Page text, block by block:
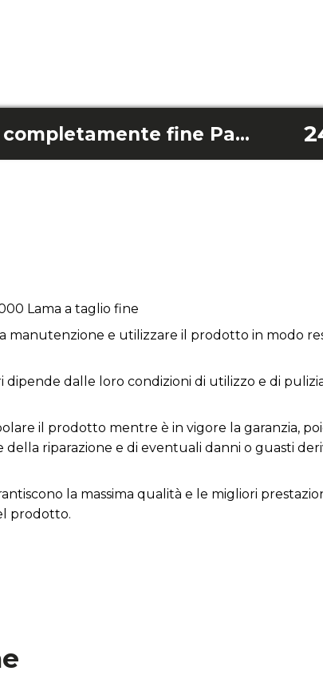
Lama da taglio completamente fine Paprika 1300/ Paprika 2000
Lama a taglio fine
manutenzione e utilizzare il prodotto in modo
dipende dalle loro condizioni di utilizzo e di
il prodotto mentre è in vigore la garanzia,
della riparazione e di eventuali danni o guasti
la massima qualità e le migliori
prodotto.